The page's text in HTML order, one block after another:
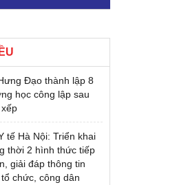
Đạo thành lập 8
học công lập sau
tế Hà Nội: Triển khai
thời 2 hình thức tiếp
giải đáp thông tin
chức, công dân